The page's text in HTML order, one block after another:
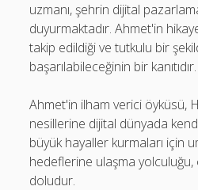
uzmanı, şehrin dijital
duyurmaktadır. Ahmet'in
takip edildiği ve tutkulu bir
başarılabileceğinin bir kanıtıdır.
Ahmet'in ilham verici öyküsü,
nesillerine dijital dünyada
büyük hayaller kurmaları için
hedeflerine ulaşma yolculuğu,
doludur.